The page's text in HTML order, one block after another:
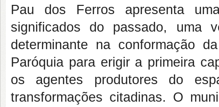
Pau dos Ferros apresenta
significados do passado, uma
determinante na conformação
Paróquia para erigir a primeira
os agentes produtores do
transformações citadinas. O